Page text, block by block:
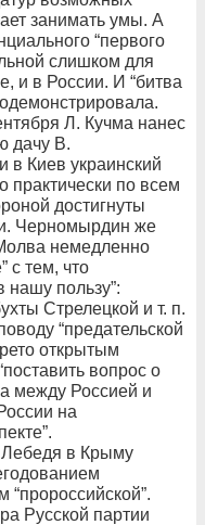
занимать умы. А
“первого
слишком для
и в России. И “битва
Л. Кучма нанес
дачу В.
Киев украинский
практически по всем
достигнуты
Черномырдин же
немедленно
с тем, что
нашу пользу”:
Стрелецкой и т. п.
“предательской
открытым
вопрос о
между Россией и
на
Лебедя в Крыму
Русской партии